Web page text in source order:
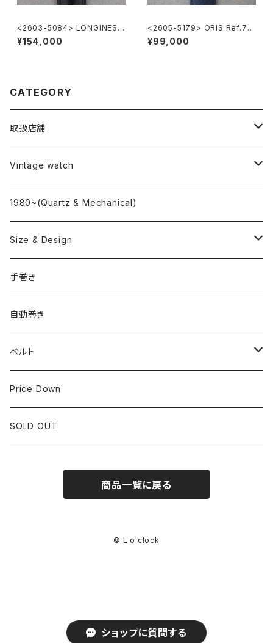
ショップに質問する
<2603-5084> LONGINES F
lagShip Cal.345
¥154,000
<2605-5179> ORIS Ref.74
70 ”POINTER DATE"
¥99,000
CATEGORY
取扱店舗
L o'clock
"delve"
Vintage watch
海外ブランド
OMEGA
ROLEX
国産ブランド
SEIKO
CITIZEN
1980~(Quartz & Mechanical)
Size & Design
~24.9mm
25mm~29.9mm
30mm~34.9mm
35mm~39.9mm
40mm~
手巻き
自動巻き
ベルト
HIRSCHベルト
SSブレスレット
Price Down
SOLD OUT
商品一覧に戻る
© L o'clock